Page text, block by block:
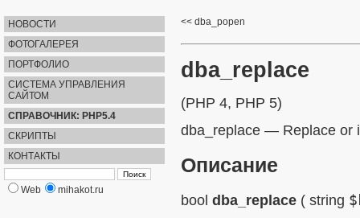
НОВОСТИ
ФОТОГАЛЕРЕЯ
ПОРТФОЛИО
СИСТЕМА УПРАВЛЕНИЯ
САЙТОМ
СПРАВОЧНИК: PHP5.4
СКРИПТЫ
КОНТАКТЫ
Web mihakot.ru
dba_popen
dba_replace
(PHP 4, PHP 5)
dba_replace — Replace or
Описание
bool dba_replace ( string